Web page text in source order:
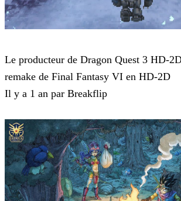
Le producteur de Dragon Quest 3 HD-
remake de Final Fantasy VI en HD-2D
Il y a 1 an par Breakflip